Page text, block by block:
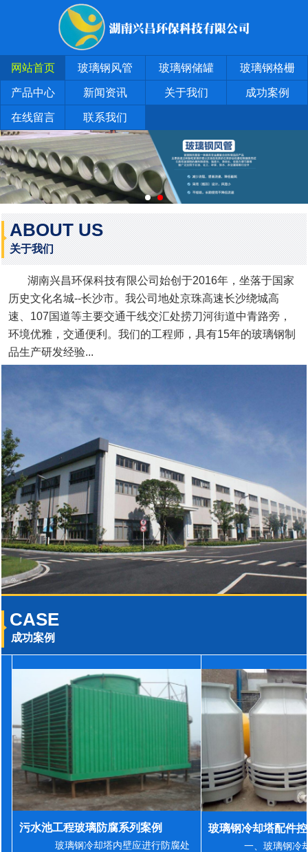
网站首页 玻璃钢风管 玻璃钢储罐 玻璃钢格栅
产品中心 新闻资讯 关于我们 成功案例
在线留言 联系我们
ABOUT US
关于我们
湖南兴昌环保科技有限公司始创于2016年，坐落于国家
历史文化名城--长沙市。我公司地处京珠高速长沙绕城高
速、107国道等主要交通干线交汇处捞刀河街道中青路旁，
环境优雅，交通便利。我们的工程师，具有15年的玻璃钢制
品生产研发经验...
CASE
成功案例
污水池工程玻璃防腐系列案例
玻璃钢冷却塔内壁应进行防腐处
一、玻璃钢冷